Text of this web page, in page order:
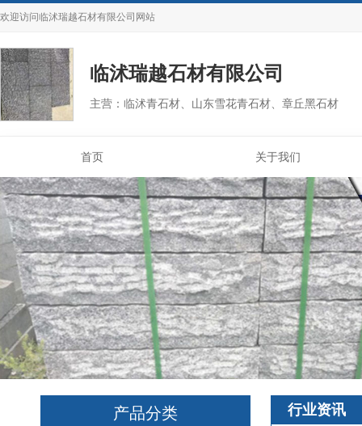
欢迎访问临沭瑞越石材有限公司 网站
临沭瑞越石材有限公司
主营：临沭青石材、山东雪花青石材、章丘黑石材
首页 关于我们
产品分类 行业资讯